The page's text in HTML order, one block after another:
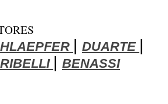
| DUARTE |
| BENASSI